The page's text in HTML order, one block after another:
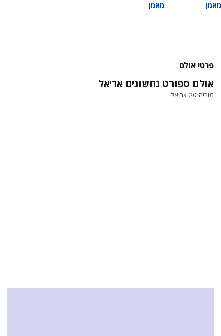
מאמן מאמן
פרטי אולם
אולם ספורט נחשונים אריאל
מוריה 20 אריאל